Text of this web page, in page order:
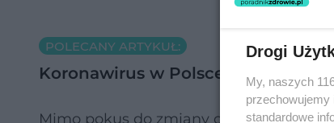
POLECANY ARTYKUŁ:
Koronawirus w Polsce: jak NIE
Mimo pokus do zmiany oddychania z
Drogi
My, naszych
przechowujemy
standardowe